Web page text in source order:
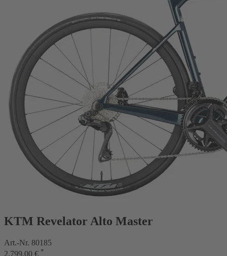
KTM Revelator Alto Master
Art.-Nr. 80185
2.799,00 € *